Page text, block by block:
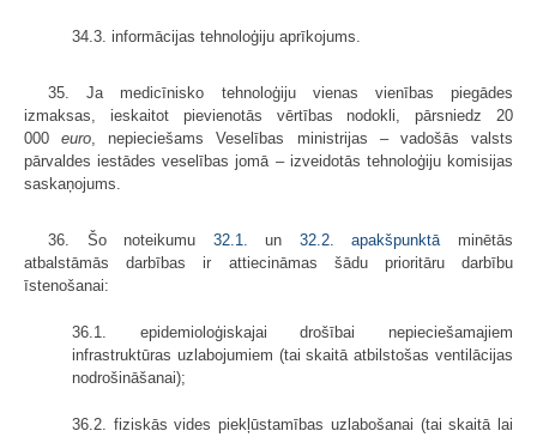
34.3. informācijas tehnoloģiju aprīkojums.
35. Ja medicīnisko tehnoloģiju vienas vienības piegādes
izmaksas, ieskaitot pievienotās vērtības nodokli, pārsniedz 20
000euro, nepieciešams Veselības ministrijas – vadošās valsts
pārvaldes iestādes veselības jomā – izveidotās tehnoloģiju komisijas
saskaņojums.
36. Šo noteikumu 32.1. un 32.2. apakšpunktāminētās
atbalstāmās darbības ir attiecināmas šādu prioritāru darbību
īstenošanai:
36.1. epidemioloģiskajai drošībai nepieciešamajiem
infrastruktūras uzlabojumiem (tai skaitā atbilstošas ventilācijas
nodrošināšanai);
36.2. fiziskās vides piekļūstamības uzlabošanai (tai skaitā lai